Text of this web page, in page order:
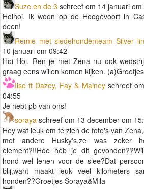
Suze en de 3 schreef om 14 januari om
Hoihoi, Ik woon op de Hoogevoort in
deen!
Remie met sledehondenteam Silver
10 januari om 09:42
Hoi Hoi, Ren je met Zena nu ook
graag eens willen komen kijken.
Ilse ft Dazey, Fay & Mainey schreef
04:55
Je hebt pb van ons!
soraya schreef om 13 december om
Hey wat leuk om te zien de foto's van
met andere Husky's,ze was zeker
element?!!Hoe heb je dit
hond wel lenen voor de slee?Dat
blij,want maakt leuk veel kilometers
honden??Groetjes Soraya&Mila